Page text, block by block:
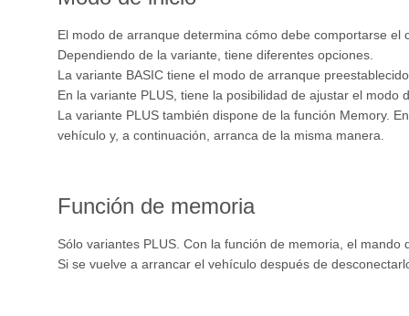
El modo de arranque determina cómo debe comportarse el
Dependiendo de la variante, tiene diferentes opciones.
La variante BASIC tiene el modo de arranque
En la variante PLUS, tiene la posibilidad de ajustar el
La variante PLUS también dispone de la función Memory.
vehículo y, a continuación, arranca de la misma manera.
Función de memoria
Sólo variantes PLUS. Con la función de memoria, el
Si se vuelve a arrancar el vehículo después de